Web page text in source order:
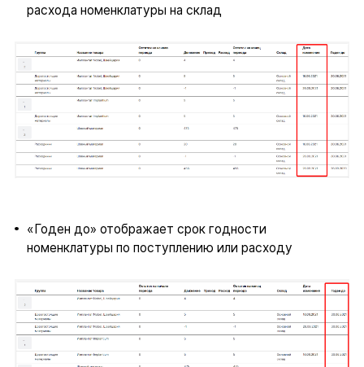
расхода номенклатуры на склад
«Годен до» отображает срок годности
номенклатуры по поступлению или расходу